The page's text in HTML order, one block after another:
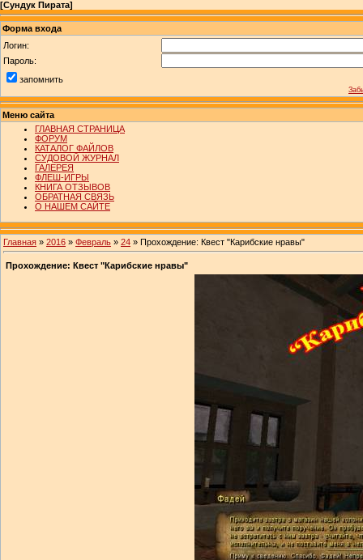
[Сундук Пирата]
Форма входа
Логин:
Пароль:
запомнить
Меню сайта
ГЛАВНАЯ СТРАНИЦА
ФОРУМ
КАТАЛОГ ФАЙЛОВ
СУДОВОЙ ЖУРНАЛ
ГАЛЕРЕЯ
ФЛЕШ-ИГРЫ
КНИГА ОТЗЫВОВ
ОБРАТНАЯ СВЯЗЬ
О НАШЕМ САЙТЕ
Главная » 2016 » Февраль » 24 » Прохождение: Квест "Карибские нравы"
Прохождение: Квест "Карибские нравы"